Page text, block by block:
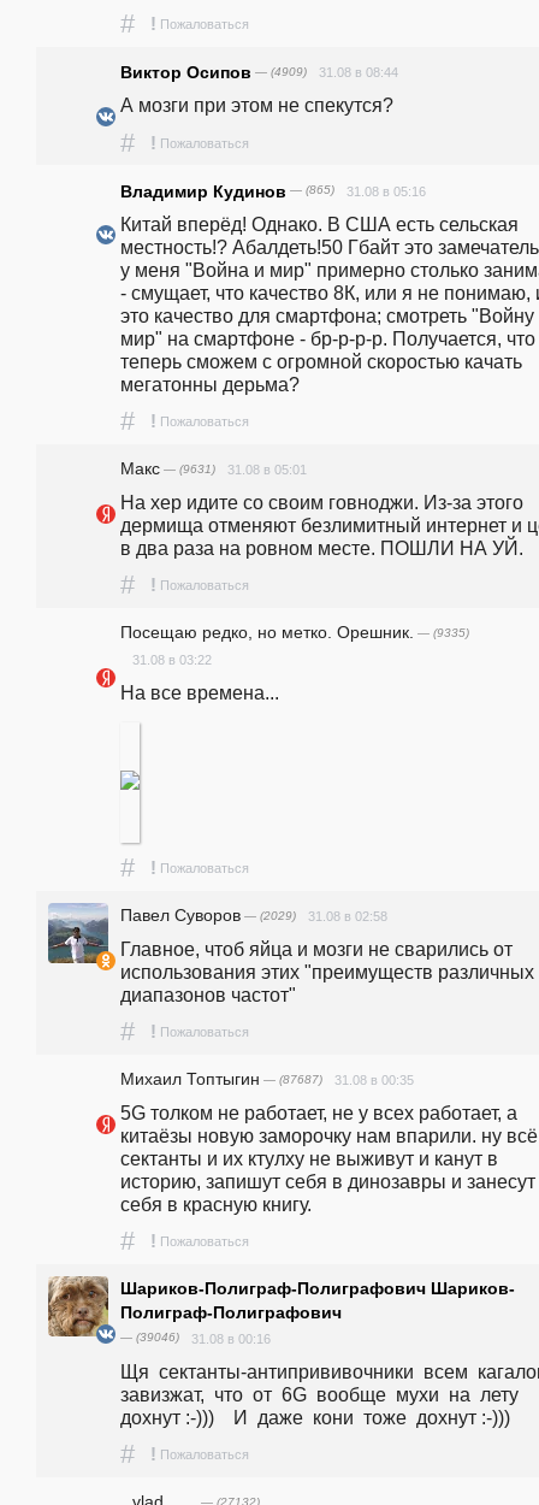
# ! Пожаловаться
Виктор Осипов — (4909) 31.08 в 08:44
А мозги при этом не спекутся?
# ! Пожаловаться
Владимир Кудинов — (865) 31.08 в 05:16
Китай вперёд! Однако. В США есть сельская
местность!? Абалдеть!50 Гбайт это
у меня "Война и мир" примерно столько
- смущает, что качество 8К, или я не понимаю,
это качество для смартфона; смотреть "Войну
мир" на смартфоне - бр-р-р-р. Получается,
теперь сможем с огромной скоростью качать
мегатонны дерьма?
# ! Пожаловаться
Макс — (9631) 31.08 в 05:01
На хер идите со своим говноджи. Из-за этого
дермища отменяют безлимитный интернет и
в два раза на ровном месте. ПОШЛИ НА УЙ.
# ! Пожаловаться
Посещаю редко, но метко. Орешник. — (9335)
31.08 в 03:22
На все времена...
# ! Пожаловаться
Павел Суворов — (2029) 31.08 в 02:58
Главное, чтоб яйца и мозги не сварились от
использования этих "преимуществ различных
диапазонов частот"
# ! Пожаловаться
Михаил Топтыгин — (87687) 31.08 в 00:35
5G толком не работает, не у всех работает, а
китаёзы новую заморочку нам впарили. ну
сектанты и их ктулху не выживут и канут в
историю, запишут себя в динозавры и занесут
себя в красную книгу.
# ! Пожаловаться
Шариков-Полиграф-Полиграфович Шариков-
Полиграф-Полиграфович
— (39046) 31.08 в 00:16
Щя  сектанты-антипрививочники  всем
завизжат,  что  от  6G  вообще  мухи  на  лету
дохнут :-)))    И  даже  кони  тоже  дохнут :-)))
# ! Пожаловаться
vlad ___ — (27132)